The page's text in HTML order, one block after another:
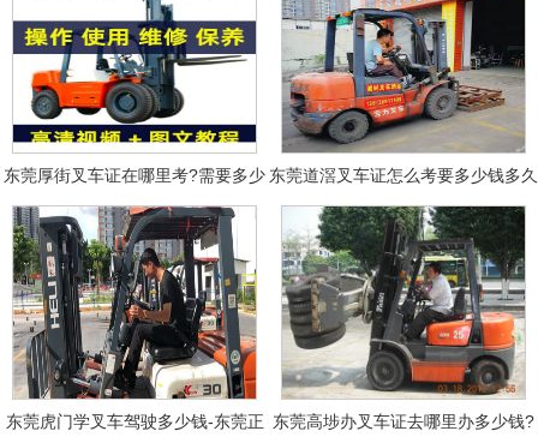
东莞厚街叉车证在哪里考?需要多少
钱?
东莞道滘叉车证怎么考要多少钱多久
拿证
东莞虎门学叉车驾驶多少钱-东莞正 东莞高埗办叉车证去哪里办多少钱?